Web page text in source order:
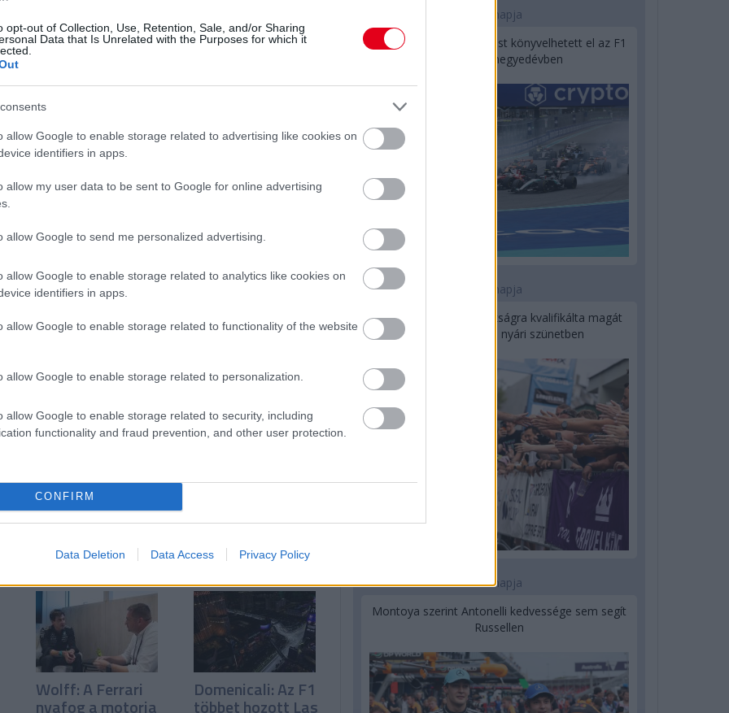
opt-out of Collection, Use, Retention, Sale, and/or Sharing
Data that Is Unrelated with the Purposes for which it
allow Google to enable storage related to advertising like cookies on
identifiers in apps.
allow my user data to be sent to Google for online advertising
allow Google to send me personalized advertising.
allow Google to enable storage related to analytics like cookies on
identifiers in apps.
allow Google to enable storage related to functionality of the website
allow Google to enable storage related to personalization.
allow Google to enable storage related to security, including
functionality and fraud prevention, and other user protection.
CONFIRM
Data Deletion Data Access Privacy Policy
kifejezetten rosszul kezdődött
szenvedett, ami jelentősen megtépázta az
fényében, hogyan kezdődött az első
hogy visszakapaszkodjak, de sikerült.”
még nem tekinthető véglegesnek, a
indítottak Hadjar ellen egy
melyet a csapat követett el.
kap, elveszítheti a dobogós helyezést,
a harmadik pozícióba.
az alábbi gombokkal:
Wolff: A Ferrari
nyafog a motorja
Domenicali: Az F1
többet hozott Las
1 napja
Óriási bevétel-visszaesést könyvelhetett el az F1
a második negyedévben
1 napja
Kerékpáros világbajnokságra kvalifikálta magát
Bottas az F1-es nyári szünetben
2 napja
Montoya szerint Antonelli kedvessége sem segít
Russellen